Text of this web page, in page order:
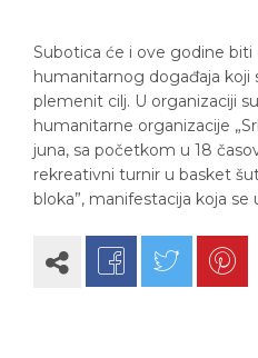
Subotica će i ove godine
humanitarnog događaja koji
plemenit cilj. U organizaciji
humanitarne organizacije
juna, sa početkom u 18
rekreativni turnir u basket
bloka”, manifestacija koja